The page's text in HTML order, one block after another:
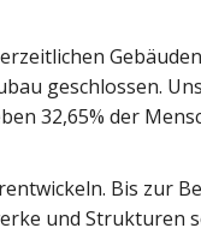
geschlossen.
32,65% der
Bis zur
und Strukturen